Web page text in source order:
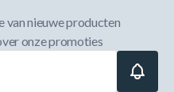
van nieuwe producten
onze promoties